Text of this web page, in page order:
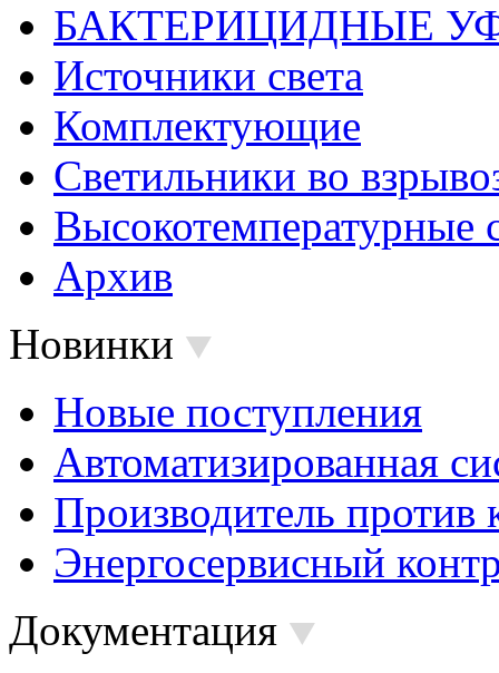
БАКТЕРИЦИДНЫЕ
Источники света
Комплектующие
Светильники во
Высокотемпературные
Архив
Новинки
Новые поступления
Автоматизированная
Производитель против
Энергосервисный
Документация